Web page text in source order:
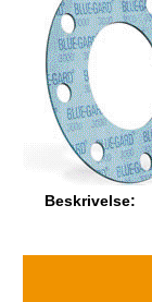
Beskrivelse: